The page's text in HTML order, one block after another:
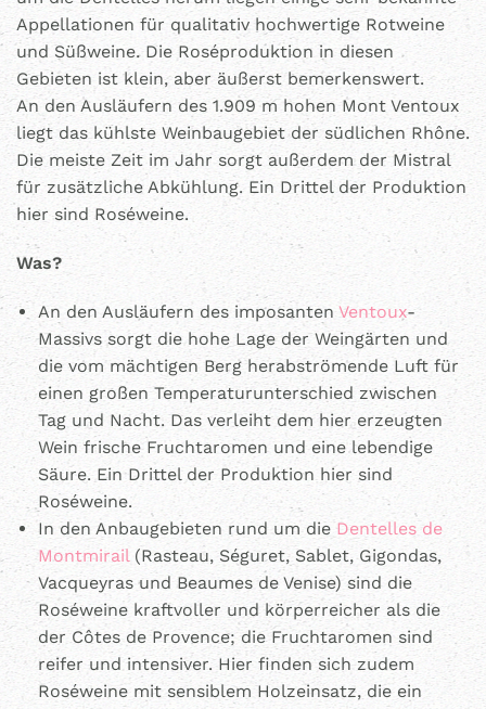
Appellationen für qualitativ hochwertige Rotweine
und Süßweine. Die Roséproduktion in diesen
Gebieten ist klein, aber äußerst bemerkenswert.
An den Ausläufern des 1.909 m hohen Mont Ventoux
liegt das kühlste Weinbaugebiet der südlichen Rhône.
Die meiste Zeit im Jahr sorgt außerdem der Mistral
für zusätzliche Abkühlung. Ein Drittel der Produktion
hier sind Roséweine.
Was?
An den Ausläufern des imposanten Ventoux-
Massivs sorgt die hohe Lage der Weingärten und
die vom mächtigen Berg herabströmende Luft für
einen großen Temperaturunterschied zwischen
Tag und Nacht. Das verleiht dem hier erzeugten
Wein frische Fruchtaromen und eine lebendige
Säure. Ein Drittel der Produktion hier sind
Roséweine.
In den Anbaugebieten rund um dieDentelles de
Montmirail(Rasteau, Séguret, Sablet, Gigondas,
Vacqueyras und Beaumes de Venise) sind die
Roséweine kraftvoller und körperreicher als die
der Côtes de Provence; die Fruchtaromen sind
reifer und intensiver. Hier finden sich zudem
Roséweine mit sensiblem Holzeinsatz, die ein